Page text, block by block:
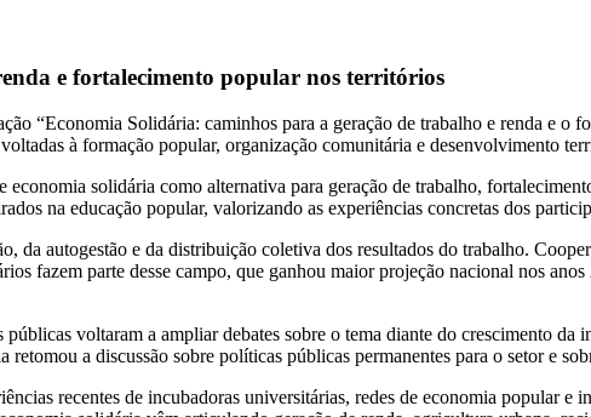
e fortalecimento popular nos territórios
“Economia Solidária: caminhos para a geração de trabalho e renda e o
à formação popular, organização comunitária e desenvolvimento
solidária como alternativa para geração de trabalho,
na educação popular, valorizando as experiências concretas dos
da autogestão e da distribuição coletiva dos resultados do trabalho.
fazem parte desse campo, que ganhou maior projeção nacional nos
voltaram a ampliar debates sobre o tema diante do crescimento da
a discussão sobre políticas públicas permanentes para o setor e
recentes de incubadoras universitárias, redes de economia popular e